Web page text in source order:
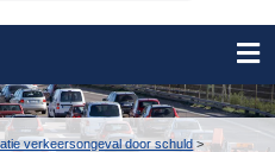
verkeersongeval door schuld>